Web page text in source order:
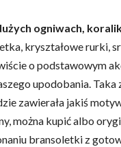
ogniwach,
kryształowe rurki,
o podstawowym
upodobania. Taka
zawierała jakiś
można kupić albo
bransoletki z